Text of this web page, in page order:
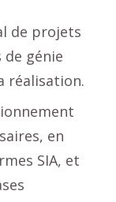
de projets
de génie
réalisation.
en
SIA, et